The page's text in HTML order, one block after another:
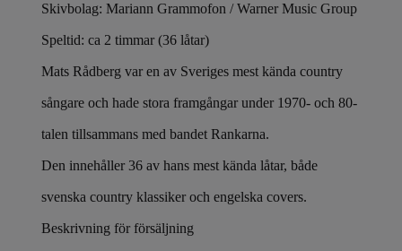
Skivbolag: Mariann Grammofon / Warner Music Group
Speltid: ca 2 timmar (36 låtar)
Mats Rådberg var en av Sveriges mest kända country
sångare och hade stora framgångar under 1970- och 80-
talen tillsammans med bandet Rankarna.
Den innehåller 36 av hans mest kända låtar, både
svenska country klassiker och engelska covers.
Beskrivning för försäljning